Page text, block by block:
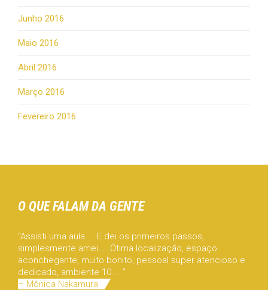
Junho 2016
Maio 2016
Abril 2016
Março 2016
Fevereiro 2016
O QUE FALAM DA GENTE
“Assisti uma aula.... E dei os primeiros passos,
simplesmente amei.....Ótima localização, espaço
aconchegante, muito bonito, pessoal super atencioso e
dedicado, ambiente 10.....”
– Mônica Nakamura